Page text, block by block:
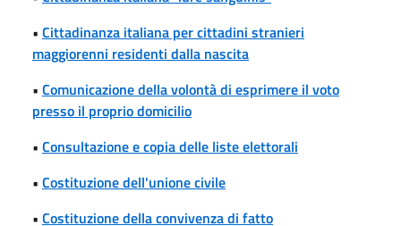
• Cittadinanza italiana per cittadini stranieri
maggiorenni residenti dalla nascita
• Comunicazione della volontà di esprimere il voto
presso il proprio domicilio
• Consultazione e copia delle liste elettorali
• Costituzione dell'unione civile
• Costituzione della convivenza di fatto